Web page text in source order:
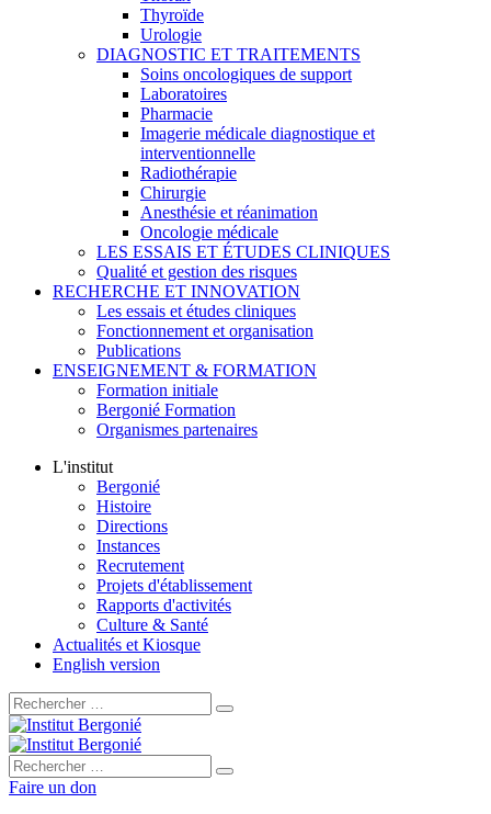
Thyroïde
Urologie
DIAGNOSTIC ET TRAITEMENTS
Soins oncologiques de support
Laboratoires
Pharmacie
Imagerie médicale diagnostique et
interventionnelle
Radiothérapie
Chirurgie
Anesthésie et réanimation
Oncologie médicale
LES ESSAIS ET ÉTUDES CLINIQUES
Qualité et gestion des risques
RECHERCHE ET INNOVATION
Les essais et études cliniques
Fonctionnement et organisation
Publications
ENSEIGNEMENT & FORMATION
Formation initiale
Bergonié Formation
Organismes partenaires
L'institut
Bergonié
Histoire
Directions
Instances
Recrutement
Projets d'établissement
Rapports d'activités
Culture & Santé
Actualités et Kiosque
English version
Rechercher :
Rechercher :
Faire un don